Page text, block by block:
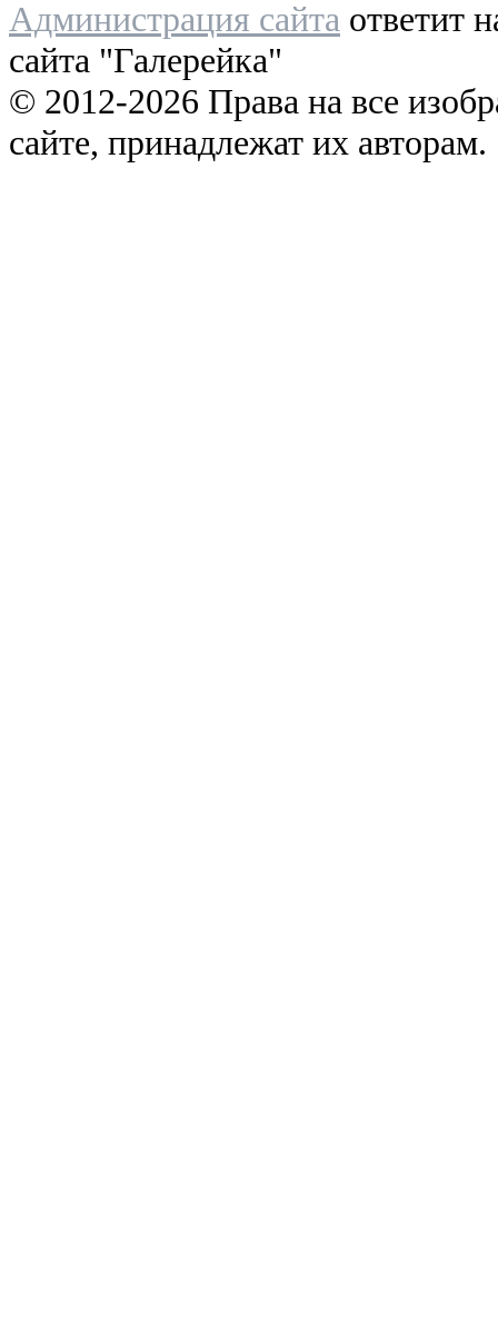
Администрация сайта ответит
сайта "Галерейка"
© 2012-2026 Права на все
сайте, принадлежат их авторам.